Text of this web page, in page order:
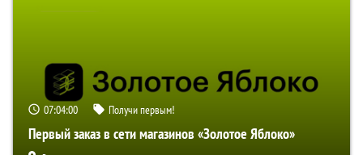
07:03:59 Получи первым!
Первый заказ в сети магазинов «Золотое Яблоко»